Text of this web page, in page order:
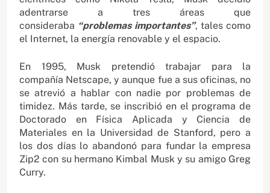
adentrarse a tres áreas que
consideraba “problemas importantes”, tales como
el Internet, la energía renovable y el espacio.
En 1995, Musk pretendió trabajar para la
compañía Netscape, y aunque fue a sus oficinas, no
se atrevió a hablar con nadie por problemas de
timidez. Más tarde, se inscribió en el programa de
Doctorado en Física Aplicada y Ciencia de
Materiales en la Universidad de Stanford, pero a
los dos días lo abandonó para fundar la empresa
Zip2 con su hermano Kimbal Musk y su amigo Greg
Curry.